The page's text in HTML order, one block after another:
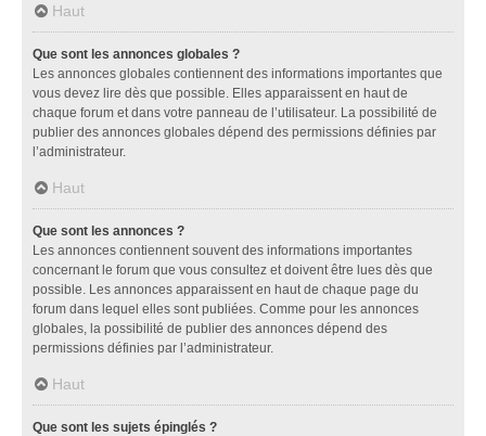
Haut
Que sont les annonces globales ?
Les annonces globales contiennent des informations importantes que
vous devez lire dès que possible. Elles apparaissent en haut de
chaque forum et dans votre panneau de l’utilisateur. La possibilité de
publier des annonces globales dépend des permissions définies par
l’administrateur.
Haut
Que sont les annonces ?
Les annonces contiennent souvent des informations importantes
concernant le forum que vous consultez et doivent être lues dès que
possible. Les annonces apparaissent en haut de chaque page du
forum dans lequel elles sont publiées. Comme pour les annonces
globales, la possibilité de publier des annonces dépend des
permissions définies par l’administrateur.
Haut
Que sont les sujets épinglés ?